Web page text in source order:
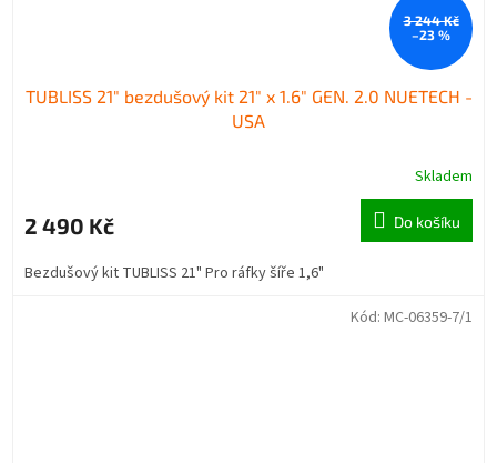
3 244 Kč
–23 %
TUBLISS 21" bezdušový kit 21" x 1.6" GEN. 2.0 NUETECH -
USA
Skladem
2 490 Kč Do košíku
Bezdušový kit TUBLISS 21" Pro ráfky šíře 1,6"
Kód: MC-06359-7/1